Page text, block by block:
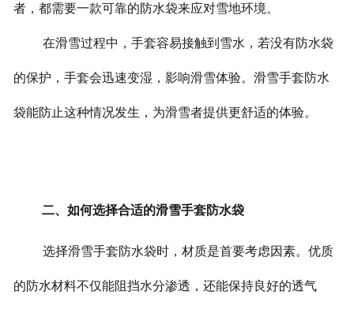
者，都需要一款可靠的防水袋来应对雪地环境。
在滑雪过程中，手套容易接触到雪水，若没有防水袋
的保护，手套会迅速变湿，影响滑雪体验。滑雪手套防水
袋能防止这种情况发生，为滑雪者提供更舒适的体验。
二、如何选择合适的滑雪手套防水袋
选择滑雪手套防水袋时，材质是首要考虑因素。优质
的防水材料不仅能阻挡水分渗透，还能保持良好的透气